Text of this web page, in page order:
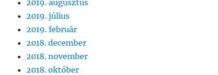
2019. augusztus
2019. július
2019. február
2018. december
2018. november
2018. október